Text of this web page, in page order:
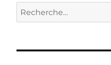
Recherche
pour :